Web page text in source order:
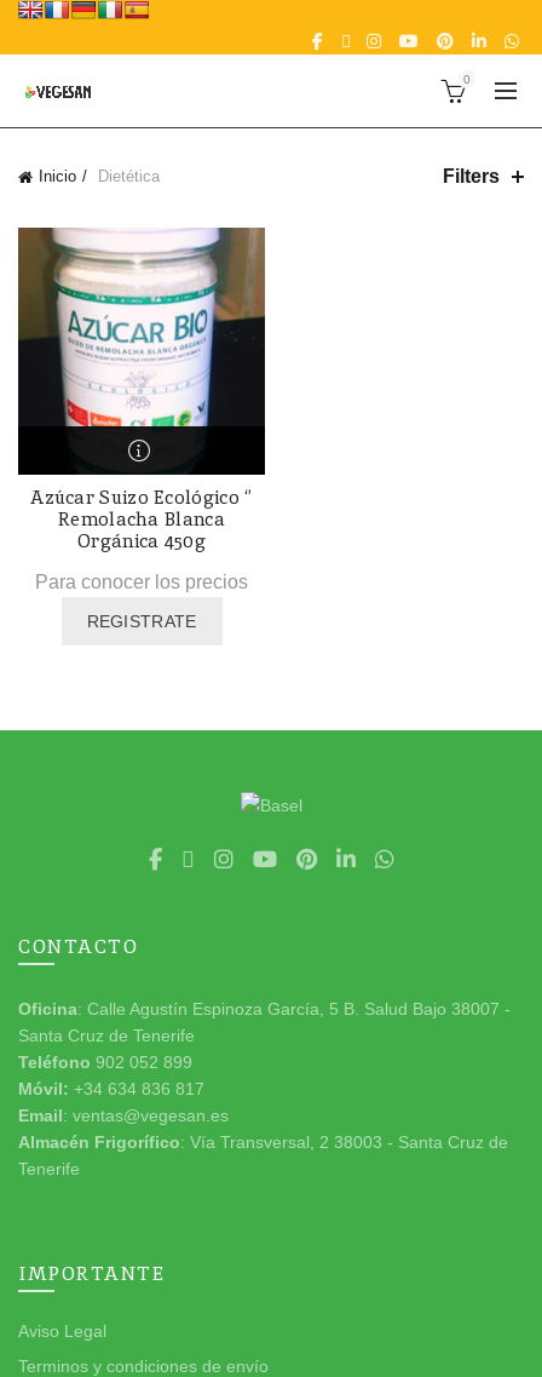
0
Inicio Dietética Filters
Azúcar Suizo Ecológico ‘’
Remolacha Blanca
Orgánica 450g
Para conocer los precios
REGISTRATE
CONTACTO
Oficina: Calle Agustín Espinoza García, 5 B. Salud Bajo 38007 -
Santa Cruz de Tenerife
Teléfono 902 052 899
Móvil: +34 634 836 817
Email: ventas@vegesan.es
Almacén Frigorífico: Vía Transversal, 2 38003 - Santa Cruz de
Tenerife
IMPORTANTE
Aviso Legal
Terminos y condiciones de envío